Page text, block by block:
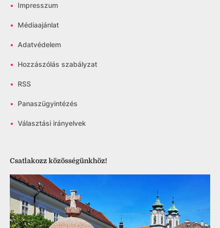
• Impresszum
• Médiaajánlat
• Adatvédelem
• Hozzászólás szabályzat
• RSS
• Panaszügyintézés
• Választási irányelvek
Csatlakozz közösségünkhöz!